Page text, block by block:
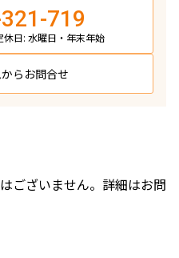
719
日: 水曜日・年末年始
らお問合せ
ございません。詳細はお問